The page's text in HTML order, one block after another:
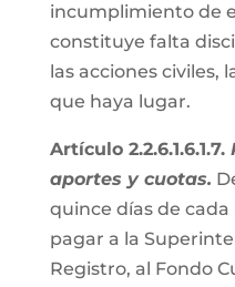
incumplimiento de
constituye falta
las acciones civiles,
que haya lugar.
Artículo 2.2.6.1.6.1.7.
aportes y cuotas.
quince días de
pagar a la
Registro, al Fondo